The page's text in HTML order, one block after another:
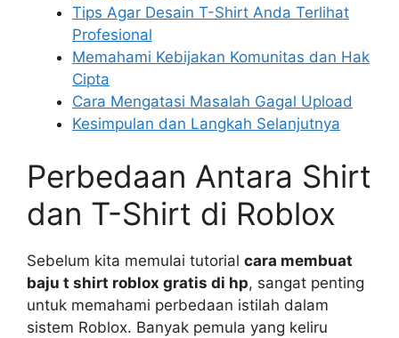
Tips Agar Desain T-Shirt Anda Terlihat
Profesional
Memahami Kebijakan Komunitas dan Hak
Cipta
Cara Mengatasi Masalah Gagal Upload
Kesimpulan dan Langkah Selanjutnya
Perbedaan Antara Shirt
dan T-Shirt di Roblox
Sebelum kita memulai tutorial cara membuat
baju t shirt roblox gratis di hp, sangat penting
untuk memahami perbedaan istilah dalam
sistem Roblox. Banyak pemula yang keliru